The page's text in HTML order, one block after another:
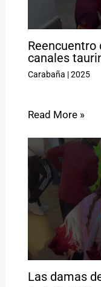
Reencuentro
canales
Carabaña |2025
Read More »
Las damas